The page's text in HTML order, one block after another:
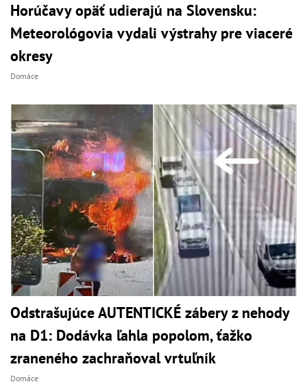
Horúčavy opäť udierajú na Slovensku:
Meteorológovia vydali výstrahy pre viaceré
okresy
Domáce
Odstrašujúce AUTENTICKÉ zábery z nehody
na D1: Dodávka ľahla popolom, ťažko
zraneného zachraňoval vrtuľník
Domáce